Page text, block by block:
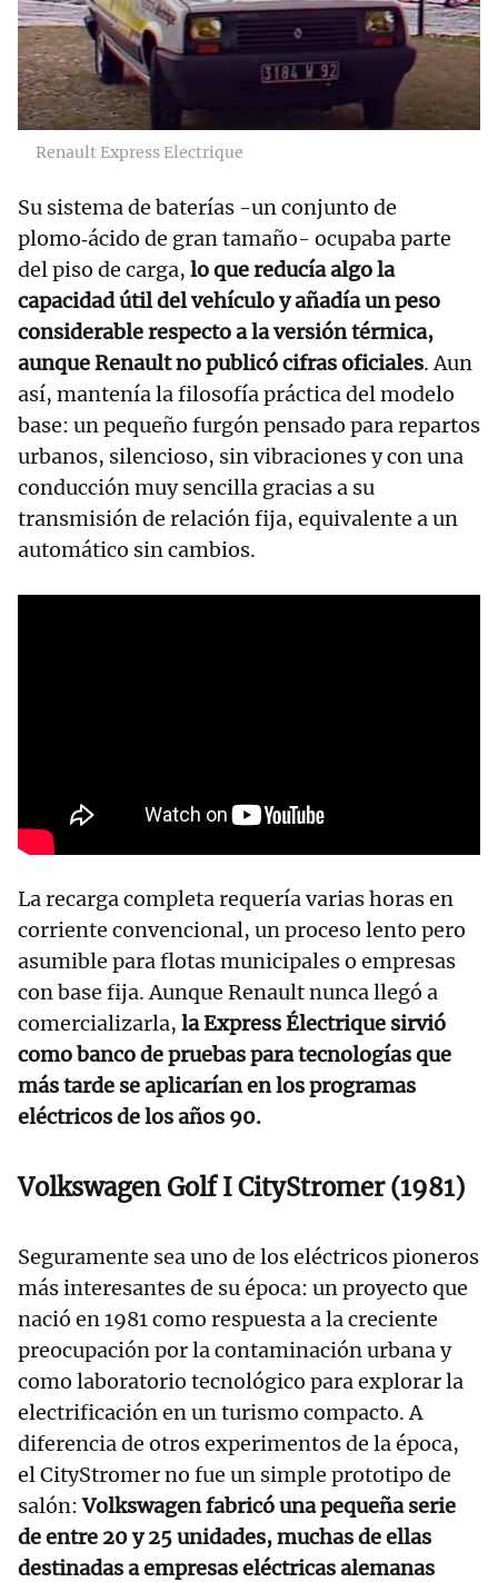
Renault Express Electrique
Su sistema de baterías -un conjunto de
plomo‑ácido de gran tamaño- ocupaba parte
del piso de carga, lo que reducía algo la
capacidad útil del vehículo y añadía un peso
considerable respecto a la versión térmica,
aunque Renault no publicó cifras oficiales. Aun
así, mantenía la filosofía práctica del modelo
base: un pequeño furgón pensado para repartos
urbanos, silencioso, sin vibraciones y con una
conducción muy sencilla gracias a su
transmisión de relación fija, equivalente a un
automático sin cambios.
La recarga completa requería varias horas en
corriente convencional, un proceso lento pero
asumible para flotas municipales o empresas
con base fija. Aunque Renault nunca llegó a
comercializarla, la Express Électrique sirvió
como banco de pruebas para tecnologías que
más tarde se aplicarían en los programas
eléctricos de los años 90.
Volkswagen Golf I CityStromer (1981)
Seguramente sea uno de los eléctricos pioneros
más interesantes de su época: un proyecto que
nació en 1981 como respuesta a la creciente
preocupación por la contaminación urbana y
como laboratorio tecnológico para explorar la
electrificación en un turismo compacto. A
diferencia de otros experimentos de la época,
el CityStromer no fue un simple prototipo de
salón:Volkswagen fabricó una pequeña serie
de entre 20 y 25 unidades, muchas de ellas
destinadas a empresas eléctricas alemanas